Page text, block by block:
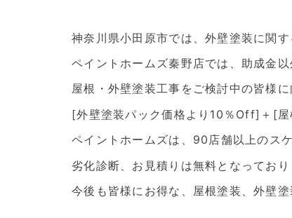
神奈川県小田原市では、外壁塗装に関
ペイントホームズ秦野店では、助成金
屋根・外壁塗装工事をご検討中の皆様
[外壁塗装パック価格より10％Off]＋[
ペイントホームズは、90店舗以上のス
劣化診断、お見積りは無料となってお
今後も皆様にお得な、屋根塗装、外壁